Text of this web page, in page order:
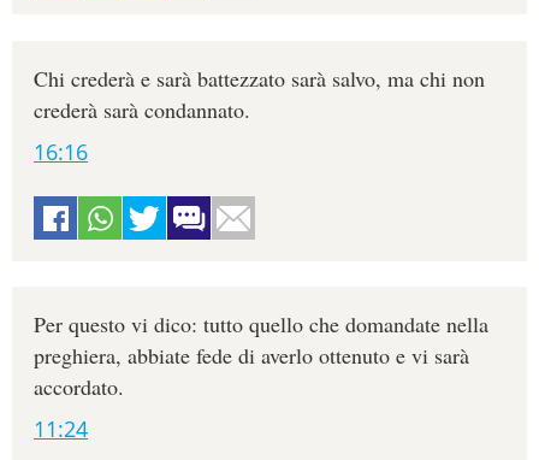
Chi crederà e sarà battezzato sarà salvo, ma chi non
crederà sarà condannato.
16:16
Per questo vi dico: tutto quello che domandate nella
preghiera, abbiate fede di averlo ottenuto e vi sarà
accordato.
11:24